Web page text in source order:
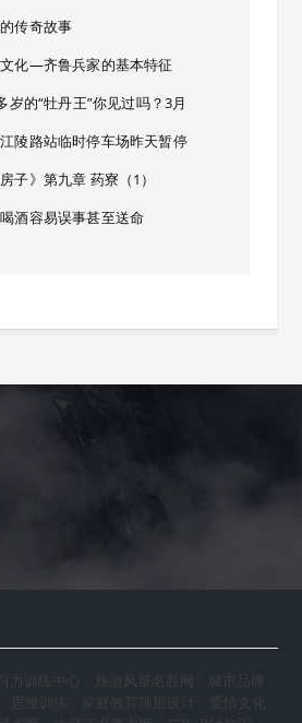
传奇故事
化—齐鲁兵家的基本特征
岁的“牡丹王”你见过吗？3月
陵路站临时停车场昨天暂停
房子》第九章 药寮（1）
酒容易误事甚至送命
力训练中心 旅游风景名胜网
城市品牌
思维训练 家庭教育顶层设计
爱情文化